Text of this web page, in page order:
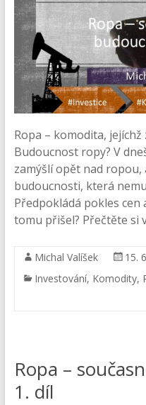
Ropa – komodita,
Budoucnost ropy? V
zamýšlí opět nad
budoucnosti, která
Předpokládá pokles cen
tomu přišel? Přečtěte si
Michal Valíšek
15.
Investování, Komodity,
Ropa –
1. díl